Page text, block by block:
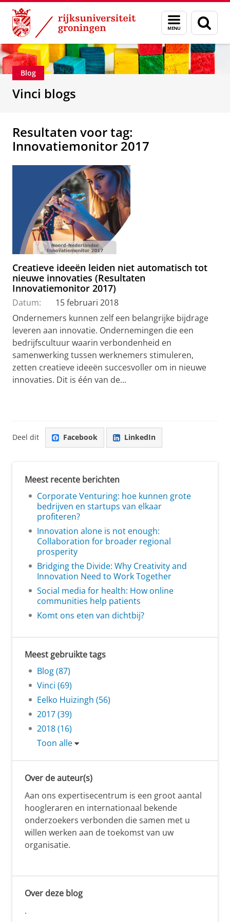
Skip
Content
Skip
Navigation
Menu
en
zoeken
Department of Innovation Management &
Blog
Vinci blogs
Resultaten voor tag:
Innovatiemonitor 2017
Creatieve ideeën leiden niet automatisch tot
nieuwe innovaties (Resultaten
Innovatiemonitor 2017)
Datum:
15 februari 2018
Ondernemers kunnen zelf een belangrijke bijdrage
leveren aan innovatie. Ondernemingen die een
bedrijfscultuur waarin verbondenheid en
samenwerking tussen werknemers stimuleren,
zetten creatieve ideeën succesvoller om in nieuwe
innovaties. Dit is één van de...
Deel dit Facebook LinkedIn
Meest recente berichten
Corporate Venturing: hoe kunnen grote
bedrijven en startups van elkaar
profiteren?
Innovation alone is not enough:
Collaboration for broader regional
prosperity
Bridging the Divide: Why Creativity and
Innovation Need to Work Together
Social media for health: How online
communities help patients
Komt ons eten van dichtbij?
Meest gebruikte tags
Blog (87)
Vinci (69)
Eelko Huizingh (56)
2017 (39)
2018 (16)
Toon alle
Over de auteur(s)
Aan ons expertisecentrum is een groot aantal
hoogleraren en internationaal bekende
onderzoekers verbonden die samen met u
willen werken aan de toekomst van uw
organisatie.
Over deze blog
.